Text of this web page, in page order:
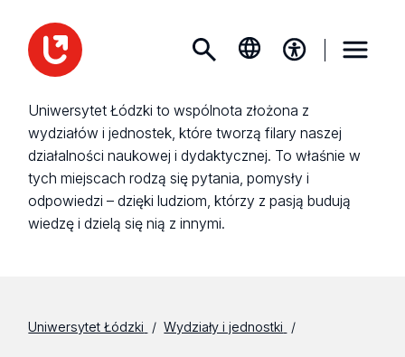
Uniwersytet Łódzki to wspólnota złożona z
wydziałów i jednostek, które tworzą filary naszej
działalności naukowej i dydaktycznej. To właśnie w
tych miejscach rodzą się pytania, pomysły i
odpowiedzi – dzięki ludziom, którzy z pasją budują
wiedzę i dzielą się nią z innymi.
Uniwersytet Łódzki Wydziały i jednostki